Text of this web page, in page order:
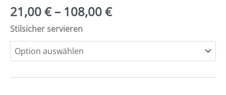
21,00€– 108,00€
Stilsicher servieren